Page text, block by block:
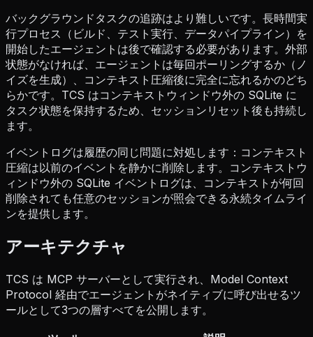
バックグラウンドタスクの追跡はより難しいです。長時間実
行プロセス（ビルド、テスト実行、データパイプライン）を
開始したエージェントは後で確認する必要があります。外部
状態がなければ、エージェントは毎回ポーリングするか（ノ
イズを生成）、コンテキスト圧縮後に完全に忘れるかのどち
らかです。TCS はコンテキストウィンドウ外の SQLite に
タスク状態を保持するため、セッションリセット後も持続し
ます。
イベントログは履歴の同じ問題に対処します：コンテキスト
圧縮は以前のイベントを静かに削除します。コンテキストウ
ィンドウ外の SQLite イベントログは、コンテキストが何回
削除されても任意のセッションが照会できる永続タイムライ
ンを提供します。
アーキテクチャ
TCS は MCP サーバーとして実行され、Model Context
Protocol 経由でエージェントがネイティブに呼び出せるツ
ールとして3つの層すべてを公開します。